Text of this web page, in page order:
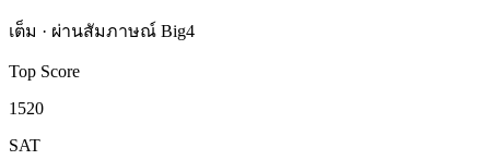
เต็ม · ผ่านสัมภาษณ์ Big4
Top Score
1520
SAT